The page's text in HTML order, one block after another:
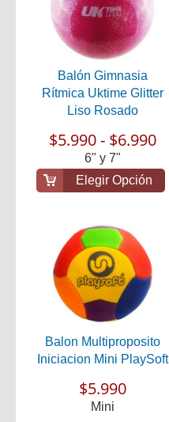
Balón Gimnasia
Rítmica Uktime Glitter
Liso Rosado
$5.990 - $6.990
6" y 7"
Elegir Opción
Balon Multiproposito
Iniciacion Mini PlaySoft
$5.990
Mini